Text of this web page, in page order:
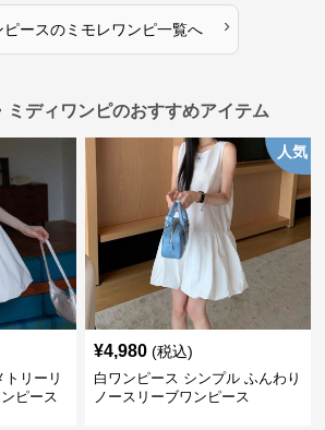
ピースのミモレワンピ一覧へ ›
ミディワンピのおすすめアイテム
リーリ
ピース
人気
¥4,980 (税込)
白ワンピース シンプル ふんわり
ノースリーブワンピース